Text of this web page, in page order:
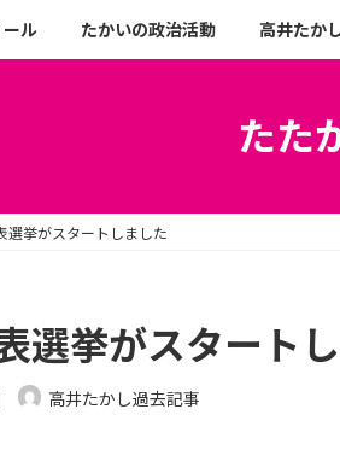
ール たかいの政治活動 高井たか
たた
選挙がスタートしました
選挙がスタート
高井たかし過去記事